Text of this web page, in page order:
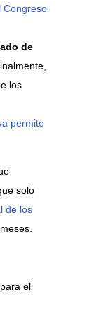
Congreso
de
los
permite
solo
de los
el